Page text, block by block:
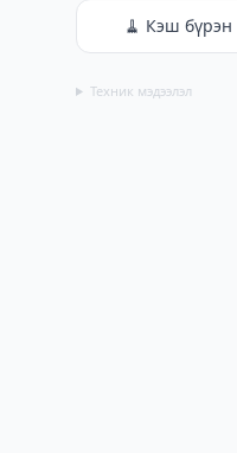
🧹 Кэш
Техник мэдээлэл